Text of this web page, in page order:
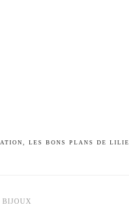
LES BONS PLANS DE LILIE
BIJOUX